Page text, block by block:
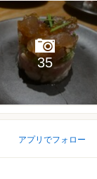
35
アプリでフォロー